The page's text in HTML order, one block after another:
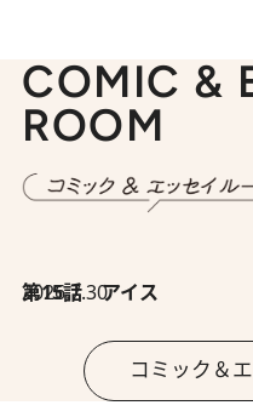
COMIC &
ROOM
2026.7.30
第15話 アイス
コミック＆